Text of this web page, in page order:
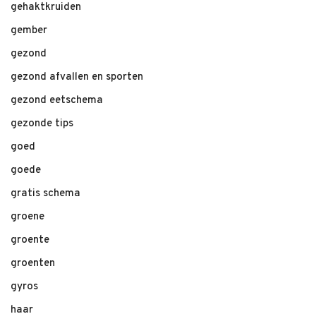
gehaktkruiden
gember
gezond
gezond afvallen en sporten
gezond eetschema
gezonde tips
goed
goede
gratis schema
groene
groente
groenten
gyros
haar